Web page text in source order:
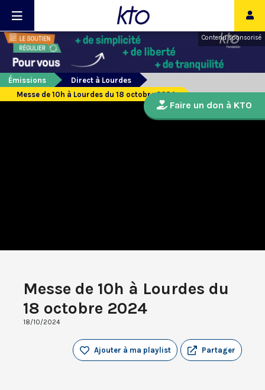
Contenu sponsorisé
Émissions
Direct à Lourdes
Messe de 10h à Lourdes du 18 octobre 2024
Messe de 10h à Lourdes du
18 octobre 2024
18/10/2024
Partager
Ajouter à ma playlist
Faire un don à KTO